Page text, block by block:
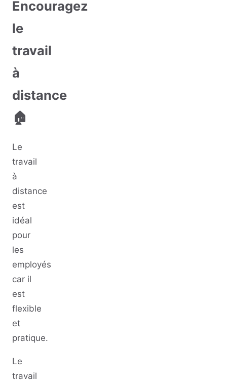
Encouragez
le
travail
à
distance
🏠
Le
travail
à
distance
est
idéal
pour
les
employés
car il
est
flexible
et
pratique.
Le
travail